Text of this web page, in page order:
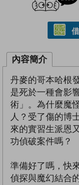
內容簡介
丹麥的哥本哈根
是死於一種會影
術」。為什麼魔
人？受了傷的博
來的實習生派恩
功偵破案件嗎？
準備好了嗎，快
偵探與魔幻結合